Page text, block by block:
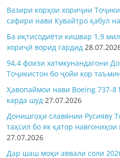
Вазири корҳои хориҷии
сафири нави Кувайтро қабул
Ба иқтисодиёти кишвар 1,9
хориҷӣ ворид гардид
94,4 фоизи хатмкунандагони
Тоҷикистон бо ҷойи кор
Ҳавопаймои нави Boeing 737-8
карда шуд 27.07.2026
Донишгоҳи славянии Русияву
таҳсил бо як қатор
27.07.2026
Дар шаш моҳи аввали соли